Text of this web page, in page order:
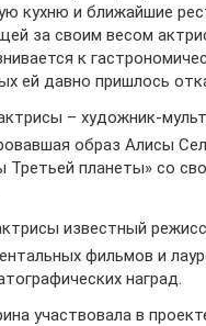
кухню и ближайшие
за своим весом
к
ей давно пришлось
– художник-
образ Алисы
Третьей планеты» со
известный
фильмов и
наград.
участвовала в